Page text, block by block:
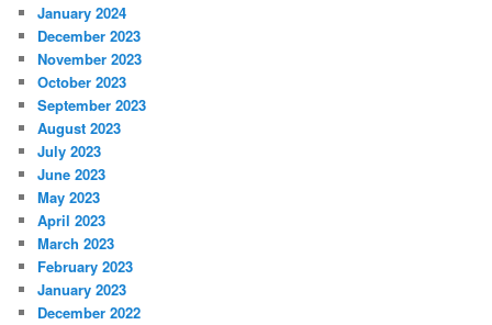
January 2024
December 2023
November 2023
October 2023
September 2023
August 2023
July 2023
June 2023
May 2023
April 2023
March 2023
February 2023
January 2023
December 2022